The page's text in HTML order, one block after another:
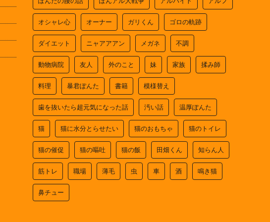
オシャレ心 オーナー ガリくん ゴロの軌跡
ダイエット ニャアアアン メガネ 不調
動物病院 友人 外のこと 妹 家族 揉み師
料理 暴君ぽんた 書籍 模様替え
歯を抜いたら超元気になった話 汚い話 温厚ぽんた
猫 猫に水分とらせたい 猫のおもちゃ 猫のトイレ
猫の催促 猫の嘔吐 猫の飯 田畑くん 知らん人
筋トレ 職場 薄毛 虫 車 酒 鳴き猫
鼻チュー